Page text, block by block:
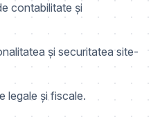
contabilitate și
și securitatea site-
legale și fiscale.